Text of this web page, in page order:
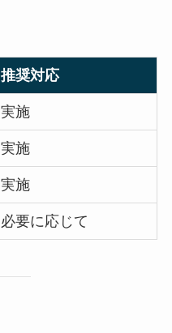
推奨対応
実施
実施
実施
必要に応じて